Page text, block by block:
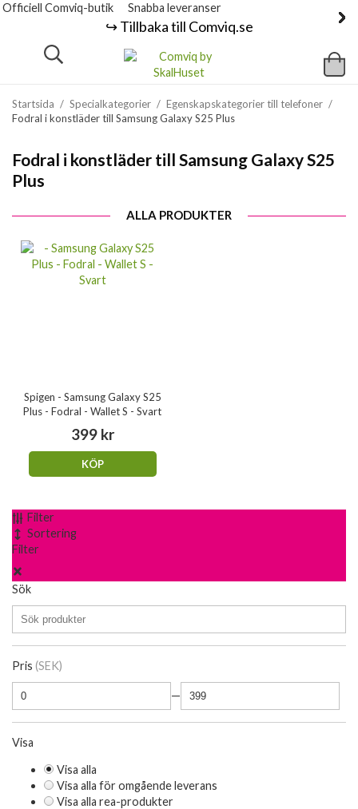
Officiell Comviq-butik Snabba leveranser
↪️ Tillbaka till Comviq.se
Startsida / Specialkategorier / Egenskapskategorier till telefoner /
Fodral i konstläder till Samsung Galaxy S25 Plus
Fodral i konstläder till Samsung Galaxy S25
Plus
ALLA PRODUKTER
Spigen - Samsung Galaxy S25
Plus - Fodral - Wallet S - Svart
399 kr
KÖP
Filter
Sortering
Filter
Sök
Pris (SEK)
—
Visa
Visa alla
Visa alla för omgående leverans
Visa alla rea-produkter